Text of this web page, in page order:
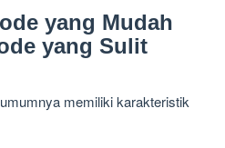
yang Mudah
yang Sulit
memiliki karakteristik